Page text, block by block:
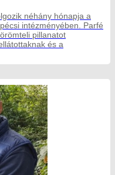
néhány hónapja a
intézményében. Parfé
pillanatot
és a